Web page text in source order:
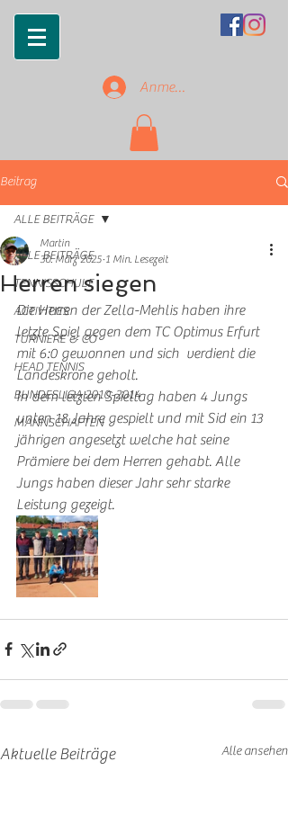
Anmelden
Beitrag
ALLE BEITRÄGE
TENNISSCHULE
ACTIVITIES
TURNIERE & CO
HEAD TENNIS
BUNDESLIGA 2010-2014
MANNSCHAFTEN
ALLE BEITRÄGE
Herren siegen
Martin
30. März 2025 1 Min. Lesezeit
Die Herren der Zella-Mehlis haben ihre
letzte Spiel gegen dem TC Optimus Erfurt
mit 6:0 gewonnen und sich  verdient die
Landeskrone geholt.
In dem letzten Spieltag haben 4 Jungs
unten 18 Jahre gespielt und mit Sid ein 13
jährigen angesetzt welche hat seine
Prämiere bei dem Herren gehabt. Alle
Jungs haben dieser Jahr sehr starke
Leistung gezeigt.
Aktuelle Beiträge Alle ansehen